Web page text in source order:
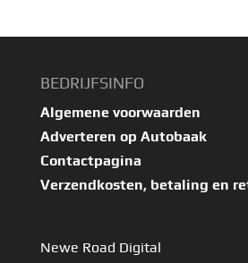
BEDRIJFSINFO
Algemene voorwaarden
Adverteren op Autobaak
Contactpagina
Verzendkosten, betaling en
Newe Road Digital